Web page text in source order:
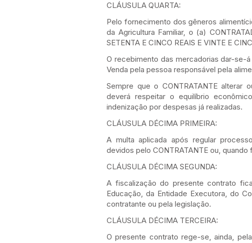
CLÁUSULA QUARTA:
Pelo fornecimento dos gêneros
da Agricultura Familiar, o (a)
SETENTA E CINCO REAIS E VINTE E
O recebimento das mercadorias dar-se-
Venda pela pessoa responsável pela
Sempre que o CONTRATANTE alterar
deverá respeitar o equilíbrio
indenização por despesas já realizadas.
CLÁUSULA DÉCIMA PRIMEIRA:
A multa aplicada após regular
devidos pelo CONTRATANTE ou,
CLÁUSULA DÉCIMA SEGUNDA:
A fiscalização do presente contrato
Educação, da Entidade Executora, do
contratante ou pela legislação.
CLÁUSULA DÉCIMA TERCEIRA:
O presente contrato rege-se, ainda,